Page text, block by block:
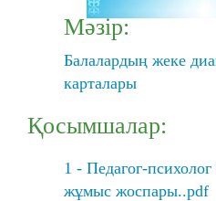
Мәзір:
Балалардың жеке
карталары
Қосымшалар:
1 - Педагог-
жұмыс жоспары..pdf